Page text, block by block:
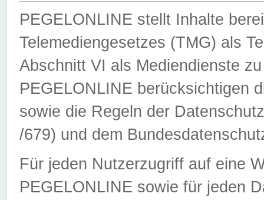
PEGELONLINE stellt Inhalte
Telemediengesetzes (TMG) als
Abschnitt VI als Mediendienste
PEGELONLINE berücksichtigen
sowie die Regeln der
/679) und dem
Für jeden Nutzerzugriff auf eine
PEGELONLINE sowie für jeden